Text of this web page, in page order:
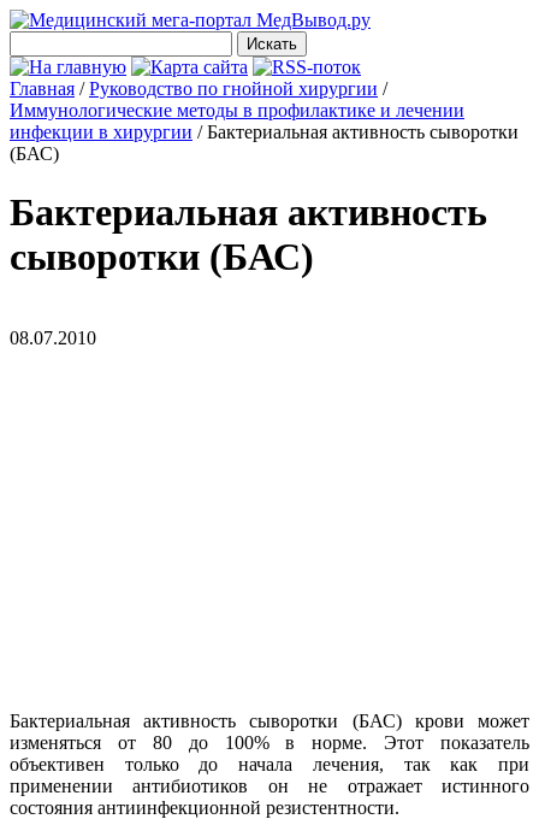
Главная /Руководство по гнойной хирургии /
Иммунологические методы в профилактике и лечении
инфекции в хирургии /Бактериальная активность сыворотки
(БАС)
Бактериальная активность
сыворотки (БАС)
08.07.2010
Бактериальная активность сыворотки (БАС) крови может
изменяться от 80 до 100% в норме. Этот показатель
объективен только до начала лечения, так как при
применении антибиотиков он не отражает истинного
состояния антиинфекционной резистентности.